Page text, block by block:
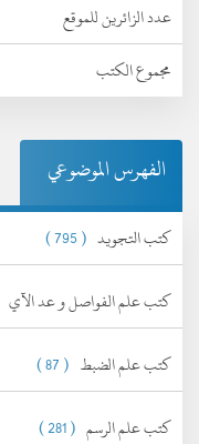
عدد الزائرين للموقع
مجموع الكتب
الفهرس الموضوعي
كتب التجويد ( 795 )
كتب علم الفواصل و عد الآي
كتب علم الضبط ( 87 )
كتب علم الرسم ( 281 )